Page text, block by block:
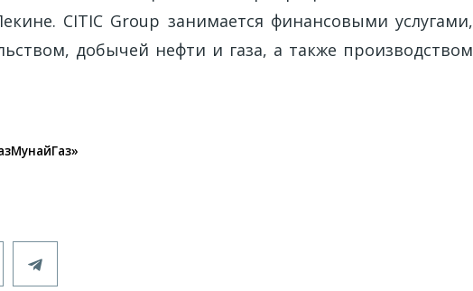
CITIC Group занимается финансовыми услугами,
добычей нефти и газа, а также производством